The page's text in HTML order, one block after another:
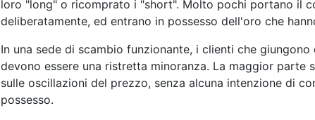
loro "long" o ricomprato i "short". Molto pochi portano il
deliberatamente, ed entrano in possesso dell'oro che
In una sede di scambio funzionante, i clienti che
devono essere una ristretta minoranza. La maggior parte
sulle oscillazioni del prezzo, senza alcuna intenzione di
possesso.